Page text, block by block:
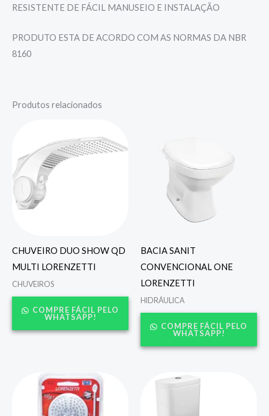
RESISTENTE DE FÁCIL MANUSEIO E INSTALAÇÃO
PRODUTO ESTA DE ACORDO COM AS NORMAS DA NBR
8160
Produtos relacionados
CHUVEIRO DUO SHOW QD
MULTI LORENZETTI
CHUVEIROS
COMPRE FÁCIL PELO
WHATSAPP!
BACIA SANIT
CONVENCIONAL ONE
LORENZETTI
HIDRÁULICA
COMPRE FÁCIL PELO
WHATSAPP!